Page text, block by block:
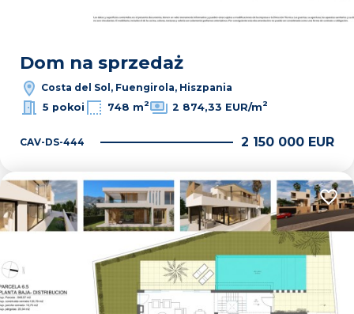
Dom na sprzedaż
Costa del Sol, Fuengirola, Hiszpania
5 pokoi
748 m2 2 874,33 EUR/m2
CAV-DS-444 2 150 000 EUR